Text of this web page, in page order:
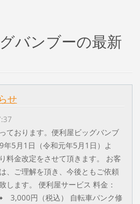
バンブーの最新
せ
ております。便利屋ビッグバンブ
年5月1日（令和元年5月1日）よ
料金改定をさせて頂きます。 お客
、ご理解を頂き、今後ともご依頼
します。 便利屋サービス 料金：
円（税込） 自転車パンク修